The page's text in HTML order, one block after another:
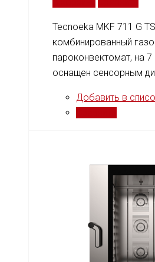
Tecnoeka MKF 711 G
комбинированный
пароконвектомат, на 7
оснащен сенсорным
Добавить в